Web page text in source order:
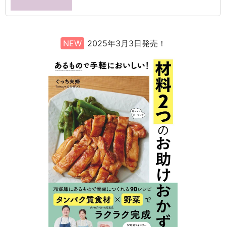
NEW 2025年3月3日発売！